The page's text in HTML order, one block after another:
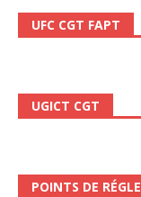
UFC CGT FAPT
UGICT CGT
POINTS DE